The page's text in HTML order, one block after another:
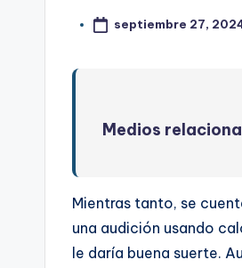
septiembre 27,
Medios
Mientras tanto, se
una audición usando
le daría buena suerte.